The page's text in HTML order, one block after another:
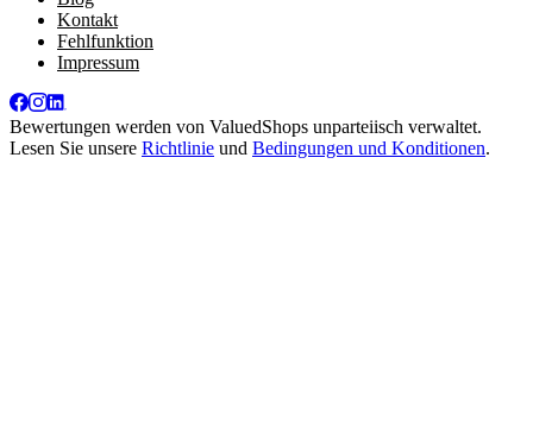
Kontakt
Fehlfunktion
Impressum
Bewertungen werden von ValuedShops unparteiisch verwaltet.
Lesen Sie unsere Richtlinie und Bedingungen und Konditionen.